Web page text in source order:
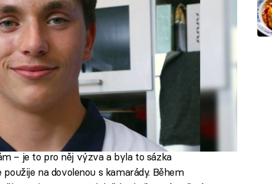
– je to pro něj výzva a byla to sázka
na dovolenou s kamarády. Během